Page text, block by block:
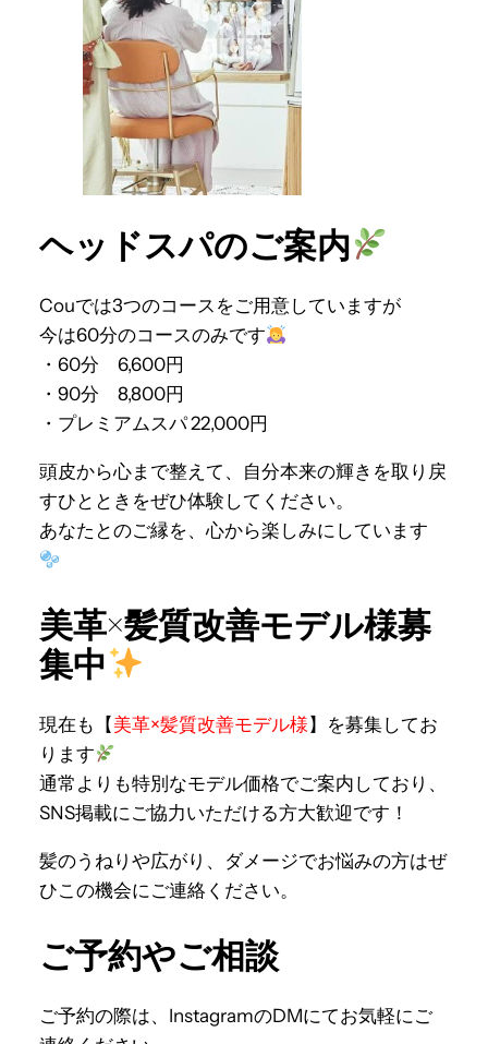
ヘッドスパのご案内
Couでは3つのコースをご用意していますが
今は60分のコースのみです
・60分 6,600円
・90分 8,800円
・プレミアムスパ 22,000円
頭皮から心まで整えて、自分本来の輝きを取り戻
すひとときをぜひ体験してください。
あなたとのご縁を、心から楽しみにしています
美革×髪質改善モデル様募
集中
現在も【美革×髪質改善モデル様】を募集してお
ります
通常よりも特別なモデル価格でご案内しており、
SNS掲載にご協力いただける方大歓迎です！
髪のうねりや広がり、ダメージでお悩みの方はぜ
ひこの機会にご連絡ください。
ご予約やご相談
ご予約の際は、InstagramのDMにてお気軽にご